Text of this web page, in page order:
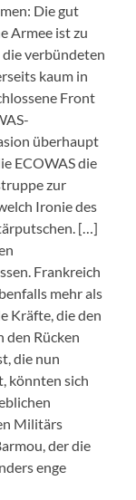
Die gut
Armee ist zu
verbündeten
kaum in
Front
überhaupt
ECOWAS die
zur
Ironie des
[…]
Frankreich
mehr als
Kräfte, die den
den Rücken
die nun
könnten sich
Militärs
der die
enge